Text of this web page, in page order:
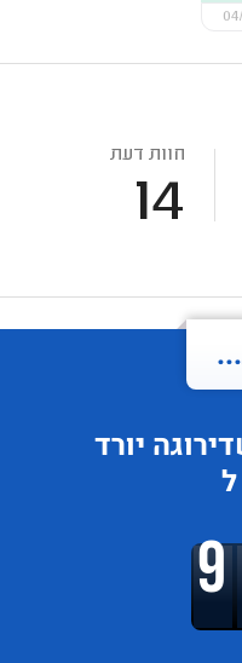
חוות דעת
14
יורד